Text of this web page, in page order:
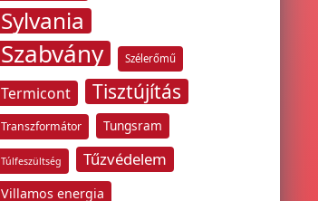
Sylvania
Szabvány Szélerőmű
Termicont Tisztújítás
Transzformátor Tungsram
Túlfeszültség Tűzvédelem
Villamos energia